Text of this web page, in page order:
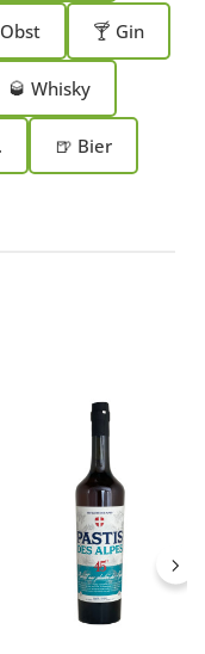
🍸 Gin
🥃 Whisky
🍺 Bier